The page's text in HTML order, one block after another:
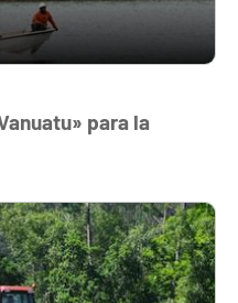
para la